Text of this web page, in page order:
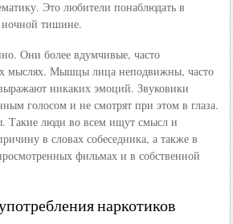
Это любители понаблюдать в
ночной тишине.
Они более вдумчивые, часто
мыслях. Мышцы лица неподвижны, часто
никаких эмоций. Звуковики
голосом и не смотрят при этом в глаза.
люди во всем ищут смысл и
в словах собеседника, а также в
фильмах и в собственной
наркотиков